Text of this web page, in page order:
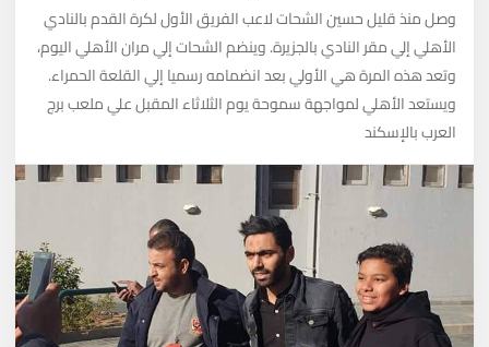
وصل منذ قليل حسين الشحات لاعب الفريق الأول لكرة القدم بالنادي
الأهلي إلي مقر النادي بالجزيرة. وينضم الشحات إلي مران الأهلي اليوم،
وتعد هذه المرة هي الأولي بعد انضمامه رسميا إلي القلعة الحمراء.
ويستعد الأهلي لمواجهة سموحة يوم الثلاثاء المقبل علي ملعب برج
العرب بالإسكند